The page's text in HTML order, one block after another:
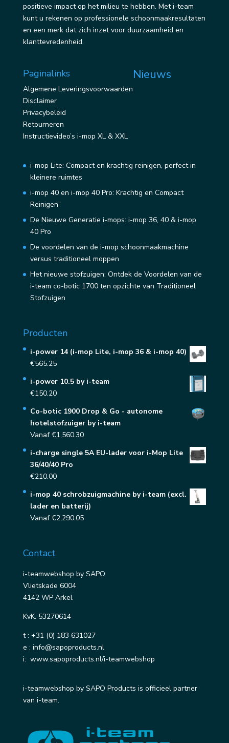
positieve impact op het milieu te hebben. Met i-team
kunt u rekenen op professionele schoonmaakresultaten
en een merk dat zich inzet voor duurzaamheid en
klanttevredenheid.
Paginalinks
Algemene Leveringsvoorwaarden
Disclaimer
Privacybeleid
Retourneren
Instructievideo’s i-mop XL & XXL
Nieuws
i-mop Lite: Compact en krachtig reinigen, perfect in
kleinere ruimtes
i-mop 40 en i-mop 40 Pro: Krachtig en Compact
Reinigen”
De Nieuwe Generatie i-mops: i-mop 36, 40 & i-mop
40 Pro
De voordelen van de i-mop schoonmaakmachine
versus traditioneel moppen
Het nieuwe stofzuigen: Ontdek de Voordelen van de
i-team co-botic 1700 ten opzichte van Traditioneel
Stofzuigen
Producten
i-power 14 (i-mop Lite, i-mop 36 & i-mop 40)
€565.25
i-power 10.5 by i-team
€150.20
Co-botic 1900 Drop & Go - autonome
hotelstofzuiger by i-team
Vanaf€1,560.30
i-charge single 5A EU-lader voor i-Mop Lite
36/40/40 Pro
€210.00
i-mop 40 schrobzuigmachine by i-team (excl.
lader en batterij)
Vanaf€2,290.05
Contact
i-teamwebshop by SAPO
Vlietskade 6004
4142 WP Arkel
KvK. 53270614
t : +31 (0) 183 631027
e : info@sapoproducts.nl
i: www.sapoproducts.nl/i-teamwebshop
i-teamwebshop by SAPO Products is officieel partner
van i-team.